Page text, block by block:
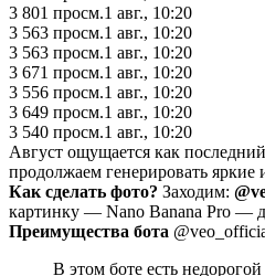
3 801 просм.1 авг., 10:20
3 563 просм.1 авг., 10:20
3 563 просм.1 авг., 10:20
3 671 просм.1 авг., 10:20
3 556 просм.1 авг., 10:20
3 649 просм.1 авг., 10:20
3 540 просм.1 авг., 10:20
Август ощущается как
продолжаем генерировать яркие
Как сделать фото? Заходим: @
картинку — Nano Banana Pro —
Преимущества бота
В этом боте есть